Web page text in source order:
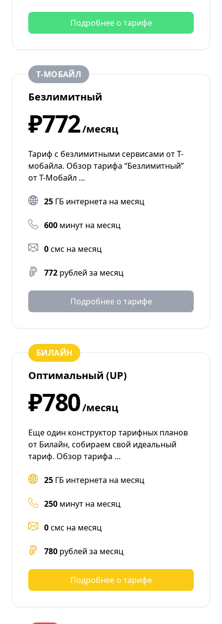
Подробнее о тарифе
Т‑МОБАЙЛ
Безлимитный
₽772/месяц
Тариф с безлимитными сервисами от Т-
мобайла. Обзор тарифа “Безлимитный”
от Т-Мобайл …
25 ГБ интернета на месяц
600 минут на месяц
0смс на месяц
772 рублей за месяц
Подробнее о тарифе
БИЛАЙН
Оптимальный (UP)
₽780/месяц
Еще один конструктор тарифных планов
от Билайн, собираем свой идеальный
тариф. Обзор тарифа …
25 ГБ интернета на месяц
250 минут на месяц
0смс на месяц
780 рублей за месяц
Подробнее о тарифе